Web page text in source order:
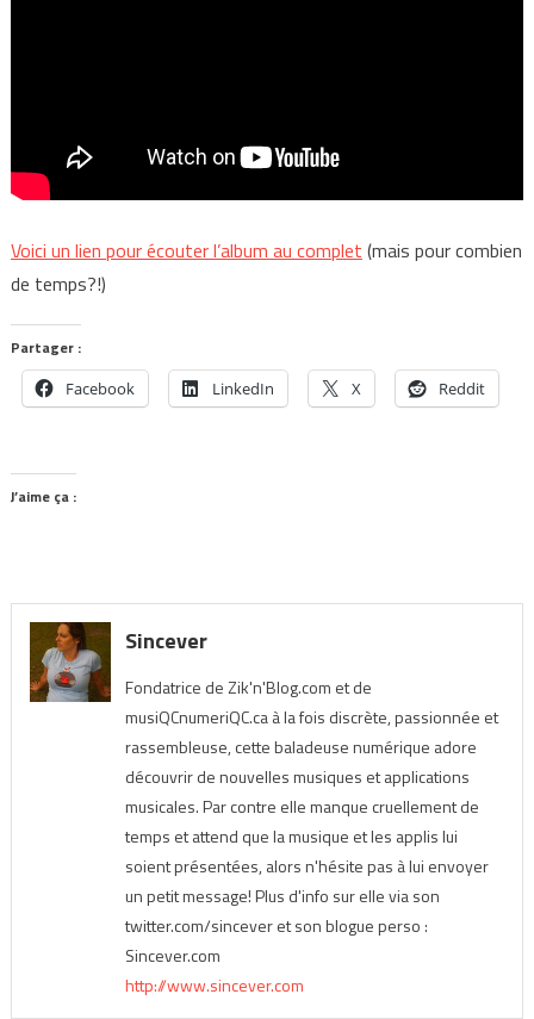
Voici un lien pour écouter l’album au complet (mais pour combien
de temps?!)
Partager :
Facebook LinkedIn X Reddit
J’aime ça :
Sincever
Fondatrice de Zik'n'Blog.com et de
musiQCnumeriQC.ca à la fois discrète, passionnée et
rassembleuse, cette baladeuse numérique adore
découvrir de nouvelles musiques et applications
musicales. Par contre elle manque cruellement de
temps et attend que la musique et les applis lui
soient présentées, alors n'hésite pas à lui envoyer
un petit message! Plus d'info sur elle via son
twitter.com/sincever et son blogue perso :
Sincever.com
http://www.sincever.com